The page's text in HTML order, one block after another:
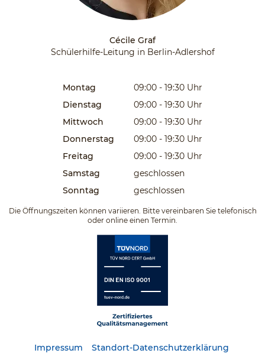
Cécile Graf
Schülerhilfe-Leitung in Berlin-Adlershof
Montag 09:00 - 19:30 Uhr
Dienstag
09:00 - 19:30 Uhr
Mittwoch
09:00 - 19:30 Uhr
Donnerstag
09:00 - 19:30 Uhr
Freitag
09:00 - 19:30 Uhr
Samstag
geschlossen
Sonntag
geschlossen
Die Öffnungszeiten können variieren. Bitte vereinbaren Sie telefonisch
oder online einen Termin.
Impressum Standort-Datenschutzerklärung